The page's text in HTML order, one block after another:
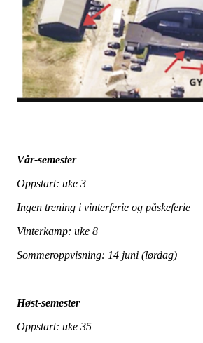
Vår-semester
Oppstart: uke 3
Ingen trening i vinterferie og påskeferie
Vinterkamp: uke 8
Sommeroppvisning: 14 juni (lørdag)
Høst-semester
Oppstart: uke 35